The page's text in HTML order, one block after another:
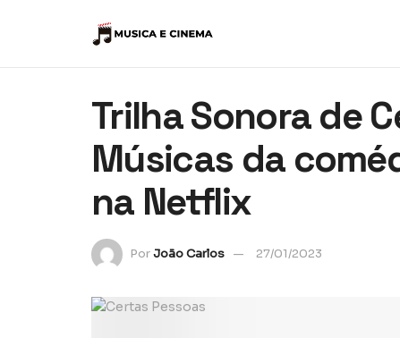
Trilha Sonora de
Músicas da
na Netflix
PorJoão Carlos 27/01/2023